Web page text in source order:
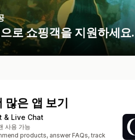
로 쇼핑객을 지원하세요.
은 앱 보기
& Live Chat
사용 가능
products, answer FAQs, track